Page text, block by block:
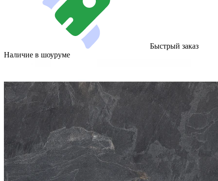
Быстрый заказ
Наличие в шоуруме